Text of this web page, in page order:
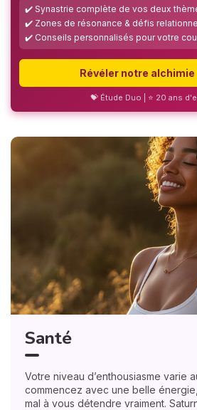
✔️ Synastrie complète de vos deux
✔️ Zones de résonance & défis
✔️ Conseils personnalisés pour votre
Révéler notre
💝 Étude Duo | ⭐ 20 ans
Santé
Votre niveau d’enthousiasme varie
commencez avec une belle
mal à vous détendre vraiment.